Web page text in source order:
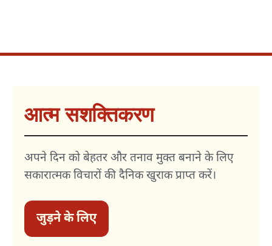
आत्म सशक्तिकरण
अपने दिन को बेहतर और तनाव मुक्त बनाने के लिए
सकारात्मक विचारों की दैनिक खुराक प्राप्त करें।
जुड़ने के लिए